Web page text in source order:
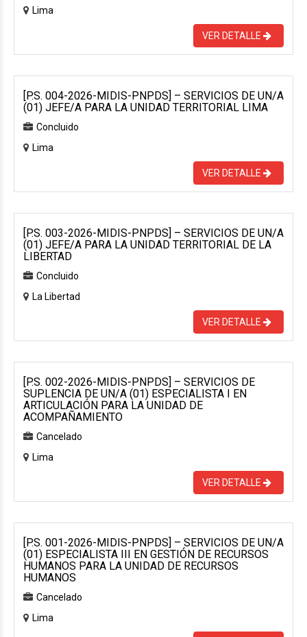
Lima
VER DETALLE
[P.S. 004-2026-MIDIS-PNPDS] – SERVICIOS DE UN/A
(01) JEFE/A PARA LA UNIDAD TERRITORIAL LIMA
Concluido
Lima
VER DETALLE
[P.S. 003-2026-MIDIS-PNPDS] – SERVICIOS DE UN/A
(01) JEFE/A PARA LA UNIDAD TERRITORIAL DE LA
LIBERTAD
Concluido
La Libertad
VER DETALLE
[P.S. 002-2026-MIDIS-PNPDS] – SERVICIOS DE
SUPLENCIA DE UN/A (01) ESPECIALISTA I EN
ARTICULACIÓN PARA LA UNIDAD DE
ACOMPAÑAMIENTO
Cancelado
Lima
VER DETALLE
[P.S. 001-2026-MIDIS-PNPDS] – SERVICIOS DE UN/A
(01) ESPECIALISTA III EN GESTIÓN DE RECURSOS
HUMANOS PARA LA UNIDAD DE RECURSOS
HUMANOS
Cancelado
Lima